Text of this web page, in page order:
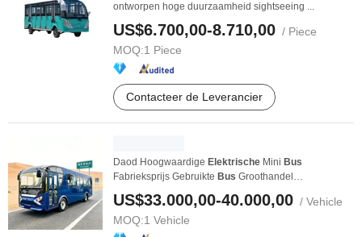
ontworpen hoge duurzaamheid sightseeing ...
US$6.700,00-8.710,00 / Piece
MOQ:1 Piece
Contacteer de Leverancier
Daod Hoogwaardige Elektrische Mini Bus
Fabrieksprijs Gebruikte Bus Groothandel
Passagiers
US$33.000,00-40.000,00 / Vehicle
MOQ:1 Vehicle